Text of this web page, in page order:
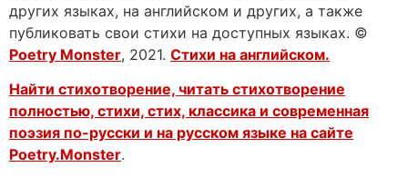
других языках, на английском и других, а также
публиковать свои стихи на доступных языках. ©
Poetry Monster, 2021. Стихи на английском.
Найти стихотворение, читать стихотворение
полностью, стихи, стих, классика и современная
поэзия по-русски и на русском языке на сайте
Poetry.Monster.